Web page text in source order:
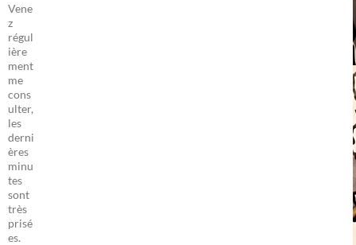
Vene
z
régul
ière
ment
me
cons
ulter,
les
derni
ères
minu
tes
sont
très
prisé
es.